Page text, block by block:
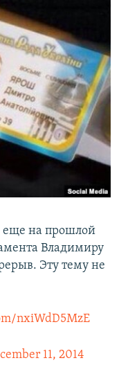
еще на прошлой
Владимиру
Эту тему не
nxiWdD5MzE
11, 2014